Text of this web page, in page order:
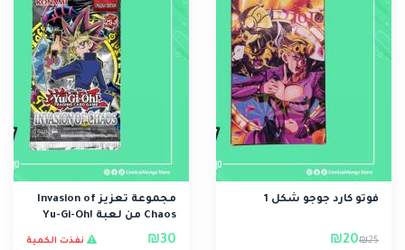
فوتو كارد جوجو شكل 1
₪25
₪20
مجموعة تعزيز Invasion of
Chaos من لعبة Yu-Gi-Oh!
TCG (إصدار ..
₪30 نفذت الكمية